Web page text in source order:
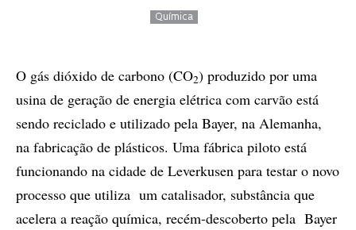
Química
O gás dióxido de carbono (CO2) produzido por uma
usina de geração de energia elétrica com carvão está
sendo reciclado e utilizado pela Bayer, na Alemanha,
na fabricação de plásticos. Uma fábrica piloto está
funcionando na cidade de Leverkusen para testar o novo
processo que utiliza um catalisador, substância que
acelera a reação química, recém-descoberto pela Bayer